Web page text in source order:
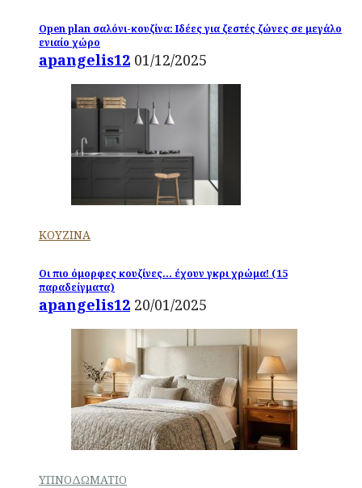
Open plan σαλόνι-κουζίνα: Ιδέες για ζεστές ζώνες σε μεγάλο
ενιαίο χώρο
apangelis12 01/12/2025
ΚΟΥΖΙΝΑ
Οι πιο όμορφες κουζίνες… έχουν γκρι χρώμα! (15
παραδείγματα)
apangelis12 20/01/2025
ΥΠΝΟΔΩΜΑΤΙΟ